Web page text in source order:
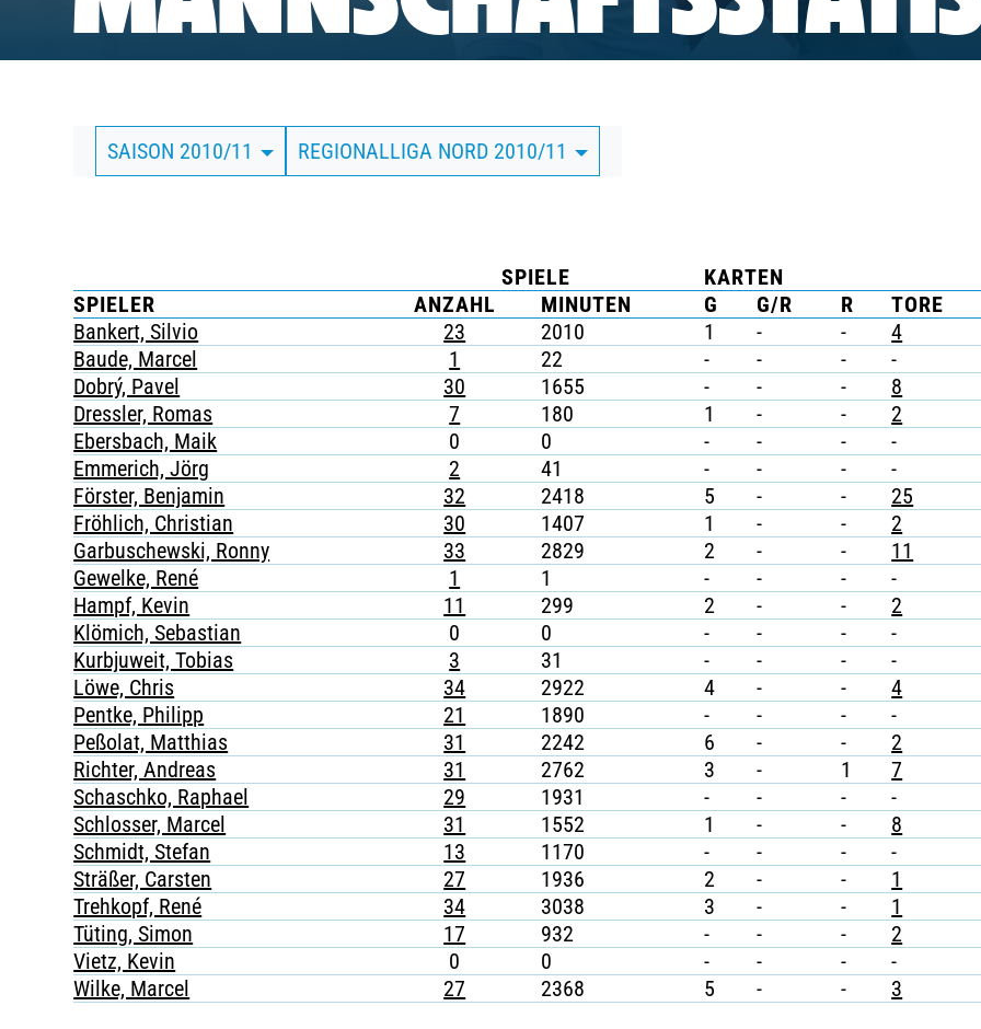
BUSINESS
SÜDKURVE
TICKETING
SAISON 2010/11 REGIONALLIGA NORD 2010/11
SPIELE KARTEN
SPIELER
ANZAHL MINUTEN G G/R R TORE
Bankert, Silvio
23 2010 1 - - 4
Baude, Marcel
1 22 - - - -
Dobrý, Pavel
30 1655 - - - 8
Dressler, Romas
7 180 1 - - 2
Ebersbach, Maik
0 0 - - - -
Emmerich, Jörg
2 41 - - - -
Förster, Benjamin
32 2418 5 - - 25
Fröhlich, Christian
30 1407 1 - - 2
Garbuschewski, Ronny
33 2829 2 - - 11
Gewelke, René
1 1 - - - -
Hampf, Kevin
11 299 2 - - 2
Klömich, Sebastian
0 0 - - - -
Kurbjuweit, Tobias
3 31 - - - -
Löwe, Chris
34 2922 4 - - 4
Pentke, Philipp
21 1890 - - - -
Peßolat, Matthias
31 2242 6 - - 2
Richter, Andreas
31 2762 3 - 1 7
Schaschko, Raphael
29 1931 - - - -
Schlosser, Marcel
31 1552 1 - - 8
Schmidt, Stefan
13 1170 - - - -
Sträßer, Carsten
27 1936 2 - - 1
Trehkopf, René
34 3038 3 - - 1
Tüting, Simon
17 932 - - - 2
Vietz, Kevin
0 0 - - - -
Wilke, Marcel
27 2368 5 - - 3